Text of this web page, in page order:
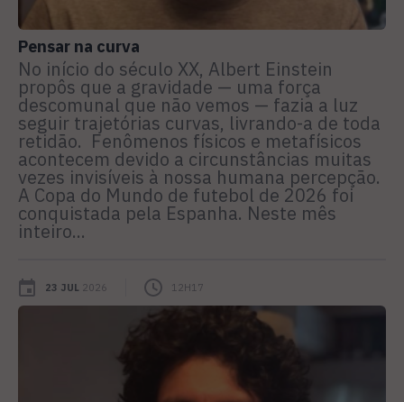
Pensar na curva
No início do século XX, Albert Einstein
propôs que a gravidade — uma força
descomunal que não vemos — fazia a luz
seguir trajetórias curvas, livrando-a de toda
retidão. Fenômenos físicos e metafísicos
acontecem devido a circunstâncias muitas
vezes invisíveis à nossa humana percepção.
A Copa do Mundo de futebol de 2026 foi
conquistada pela Espanha. Neste mês
inteiro...
23 JUL 2026 12H17